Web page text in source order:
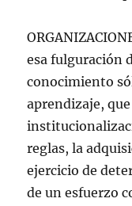
esa fulguración
conocimiento
aprendizaje,
reglas, la
ejercicio de
de un esfuerzo